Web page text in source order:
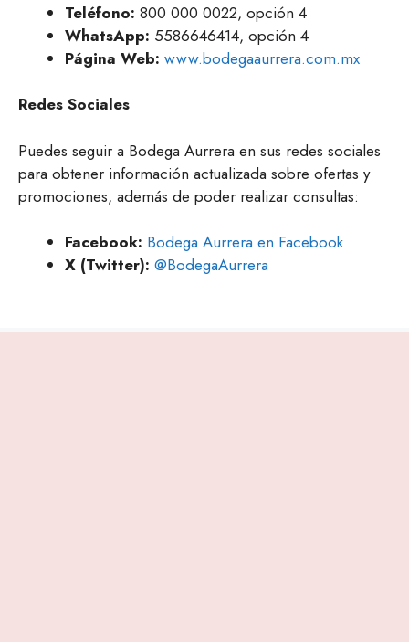
Teléfono: 800 000 0022, opción 4
WhatsApp: 5586646414, opción 4
Página Web: www.bodegaaurrera.com.mx
Redes Sociales
Puedes seguir a Bodega Aurrera en sus redes sociales
para obtener información actualizada sobre ofertas y
promociones, además de poder realizar consultas:
Facebook: Bodega Aurrera en Facebook
X (Twitter): @BodegaAurrera